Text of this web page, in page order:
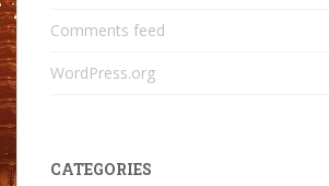
Comments feed
WordPress.org
CATEGORIES